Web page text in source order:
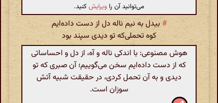
می‌توانید آن را ویرایشکنید.
# بیدل به نیم ناله دل از دست داده‌ایم
کوه تحملی‌که تو دیدی سپند بود
هوش مصنوعی: با اندکی ناله و آه، از دل و احساساتی
که از دست داده‌ایم سخن می‌گوییم؛ آن صبری که تو
دیدی و به آن تحمل کردی، در حقیقت شبیه آتش
سوزان است.